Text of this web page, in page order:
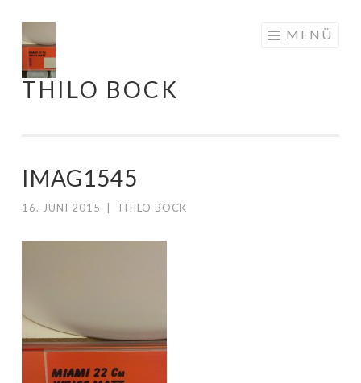
zum
Inhalt
THILO BOCK
MENÜ
IMAG1545
16. JUNI 2015 THILO BOCK